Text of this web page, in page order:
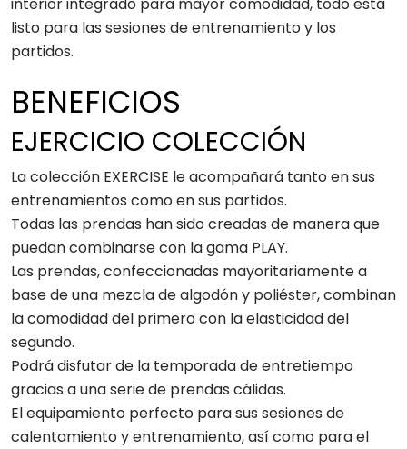
listo para las sesiones de entrenamiento y los
partidos.
BENEFICIOS
EJERCICIO COLECCIÓN
La colección EXERCISE le acompañará tanto en sus
entrenamientos como en sus partidos.
Todas las prendas han sido creadas de manera que
puedan combinarse con la gama PLAY.
Las prendas, confeccionadas mayoritariamente a
base de una mezcla de algodón y poliéster, combinan
la comodidad del primero con la elasticidad del
segundo.
Podrá disfutar de la temporada de entretiempo
gracias a una serie de prendas cálidas.
El equipamiento perfecto para sus sesiones de
calentamiento y entrenamiento, así como para el